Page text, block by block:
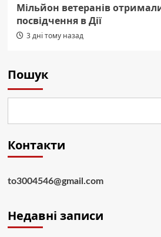
Мільйон ветеранів
посвідчення в Дії
3 дні тому назад
Пошук
Контакти
to3004546@gmail.com
Недавні записи